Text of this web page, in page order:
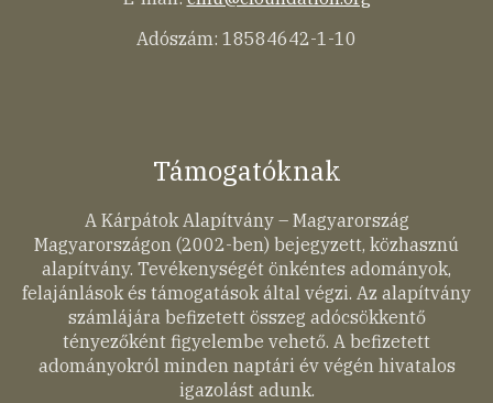
Adószám: 18584642-1-10
Támogatóknak
A Kárpátok Alapítvány – Magyarország
Magyarországon (2002-ben) bejegyzett, közhasznú
alapítvány. Tevékenységét önkéntes adományok,
felajánlások és támogatások által végzi. Az alapítvány
számlájára befizetett összeg adócsökkentő
tényezőként figyelembe vehető. A befizetett
adományokról minden naptári év végén hivatalos
igazolást adunk.